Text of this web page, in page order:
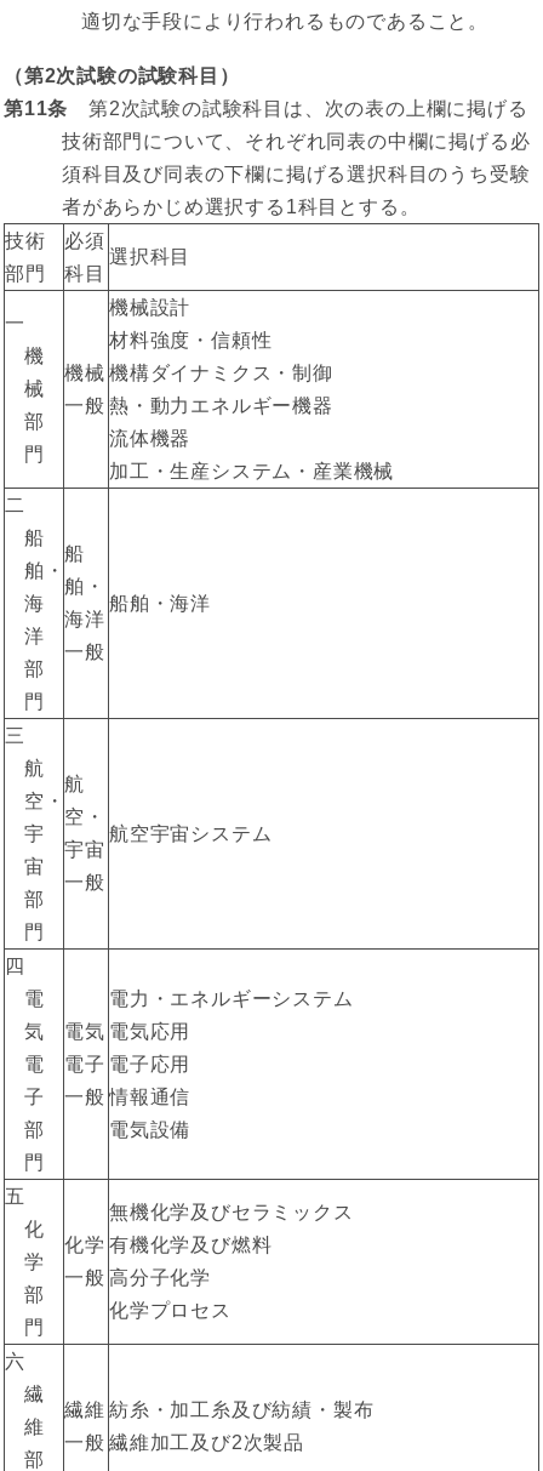
適切な手段により行われるものであること。
（第2次試験の試験科目）
第11条 第2次試験の試験科目は、次の表の上欄に掲げる
技術部門について、それぞれ同表の中欄に掲げる必
須科目及び同表の下欄に掲げる選択科目のうち受験
者があらかじめ選択する1科目とする。
技術
部門
必須
科目
選択科目
一
機
械
部
門
機械
一般
機械設計
材料強度・信頼性
機構ダイナミクス・制御
熱・動力エネルギー機器
流体機器
加工・生産システム・産業機械
二
船
舶・
海
洋
部
門
船
舶・
海洋
一般
船舶・海洋
三
航
空・
宇
宙
部
門
航
空・
宇宙
一般
航空宇宙システム
四
電
気
電
子
部
門
電気
電子
一般
電力・エネルギーシステム
電気応用
電子応用
情報通信
電気設備
五
化
学
部
門
化学
一般
無機化学及びセラミックス
有機化学及び燃料
高分子化学
化学プロセス
六
繊
維
部
繊維
一般
紡糸・加工糸及び紡績・製布
繊維加工及び2次製品